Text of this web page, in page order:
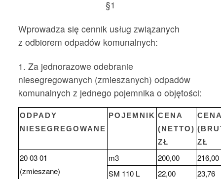
§1
Wprowadza się cennik usług związanych
z odbiorem odpadów komunalnych:
1. Za jednorazowe odebranie
niesegregowanych (zmieszanych) odpadów
komunalnych z jednego pojemnika o objętości:
ODPADY
NIESEGREGOWANE
POJEMNIK CENA
(NETTO)
ZŁ
ZŁ
20 03 01
(zmieszane)
m3 200,00
216,00
SM 110 L
22,00
23,76